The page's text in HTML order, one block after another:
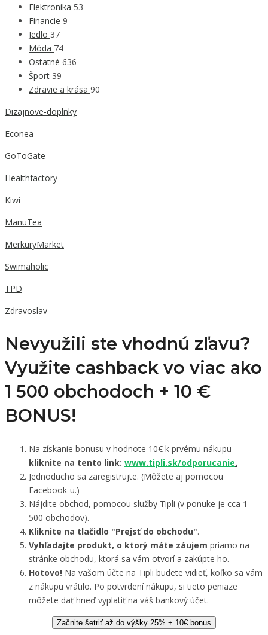
Elektronika 53
Financie 9
Jedlo 37
Móda 74
Ostatné 636
Šport 39
Zdravie a krása 90
Dizajnove-doplnky
Econea
GoToGate
Healthfactory
Kiwi
ManuTea
MerkuryMarket
Swimaholic
TPD
Zdravoslav
Nevyužili ste vhodnú zľavu?
Využite cashback vo viac ako
1 500 obchodoch + 10 €
BONUS!
Na získanie bonusu v hodnote 10€ k prvému nákupu
kliknite na tento link: www.tipli.sk/odporucanie.
Jednoducho sa zaregistrujte. (Môžete aj pomocou
Facebook-u.)
Nájdite obchod, pomocou služby Tipli (v ponuke je cca 1
500 obchodov).
Kliknite na tlačidlo "Prejsť do obchodu".
Vyhľadajte produkt, o ktorý máte záujem priamo na
stránke obchodu, ktorá sa vám otvorí a zakúpte ho.
Hotovo! Na vašom účte na Tipli budete vidieť, koľko sa vám
z nákupu vrátilo. Po potvrdení nákupu, si tieto peniaze
môžete dať hneď vyplatiť na váš bankový účet.
Začnite šetriť až do výšky 25% + 10€ bonus